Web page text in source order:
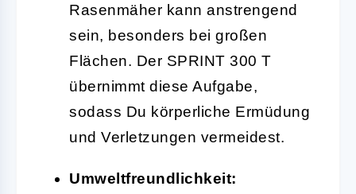
Rasenmäher kann anstrengend
sein, besonders bei großen
Flächen. Der SPRINT 300 T
übernimmt diese Aufgabe,
sodass Du körperliche Ermüdung
und Verletzungen vermeidest.
Umweltfreundlichkeit: